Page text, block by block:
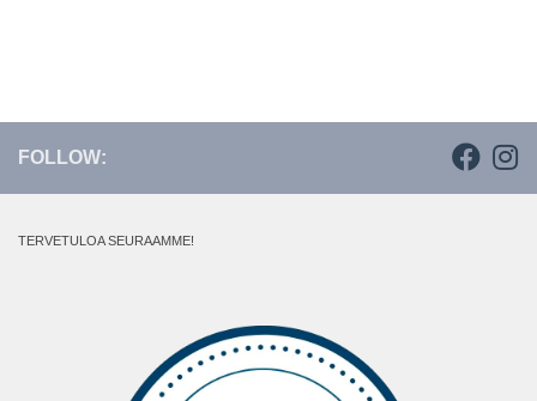
FOLLOW:
TERVETULOA SEURAAMME!